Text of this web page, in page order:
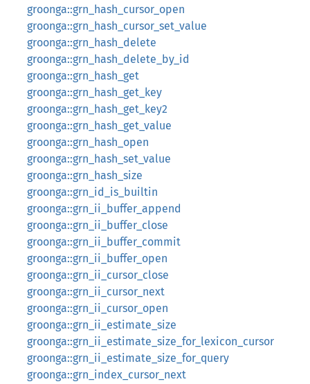
groonga::grn_hash_cursor_open
groonga::grn_hash_cursor_set_value
groonga::grn_hash_delete
groonga::grn_hash_delete_by_id
groonga::grn_hash_get
groonga::grn_hash_get_key
groonga::grn_hash_get_key2
groonga::grn_hash_get_value
groonga::grn_hash_open
groonga::grn_hash_set_value
groonga::grn_hash_size
groonga::grn_id_is_builtin
groonga::grn_ii_buffer_append
groonga::grn_ii_buffer_close
groonga::grn_ii_buffer_commit
groonga::grn_ii_buffer_open
groonga::grn_ii_cursor_close
groonga::grn_ii_cursor_next
groonga::grn_ii_cursor_open
groonga::grn_ii_estimate_size
groonga::grn_ii_estimate_size_for_lexicon_cursor
groonga::grn_ii_estimate_size_for_query
groonga::grn_index_cursor_next